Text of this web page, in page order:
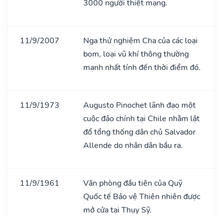
3000 người thiệt mạng.
11/9/2007
Nga thử nghiệm Cha của các loại
bom, loại vũ khí thông thường
mạnh nhất tính đến thời điểm đó.
11/9/1973
Augusto Pinochet lãnh đạo một
cuộc đảo chính tại Chile nhằm lật
đổ tổng thống dân chủ Salvador
Allende do nhân dân bầu ra.
11/9/1961
Văn phòng đầu tiên của Quỹ
Quốc tế Bảo vệ Thiên nhiên được
mở cửa tại Thụy Sỹ.